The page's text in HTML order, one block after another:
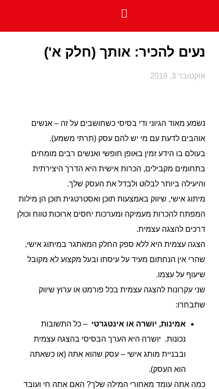
נעים להכיר: אותך (חלק א')
אוקטובר 3, 2018
נשמע מאוד הגיוני ודי בסיסי כשחושבים על זה – אנשים
אוהבים לדעת עם מי יש להם עסק (תרתי משמע).
בעולם בו הידע זמין באופן חופשי ואנשים רבים מומחים
בתחומים מקבילים, הכרות אישית היא הדרך היצירתית
והיעילה ביותר לבלוט ולבדל את העסק שלך.
מיתוג אישי, שיווק באמצעות תוכן ואסטרטגית תוכן הן מילות
המפתח להכרות מעמיקה ומערכות יחסים ארוכות טווח וכולן
דרכים להצגה עצמית.
הצגה עצמית היא ללא ספק החלק המאתגר במיתוג אישי,
שהרי אין הנחתום מעיד על עיסתו ובעל מקצוע לא מקובל
שיעוף על עצמו.
שני עקרונות להצגה עצמית בכל פורמט או ערוץ שיווק
שתבחרו:
אמינות, יושרה או אינטגרטי – כל התשובות
נכונות. יושרה היא הערך הבסיסי בהצגה עצמית
ובבניית מותג אישי – עסק שהוא אתה (או כשאתה
הוא העסק).
כמה אתה עומד מאחורי המילה שלך? האם אתה חי ועובד